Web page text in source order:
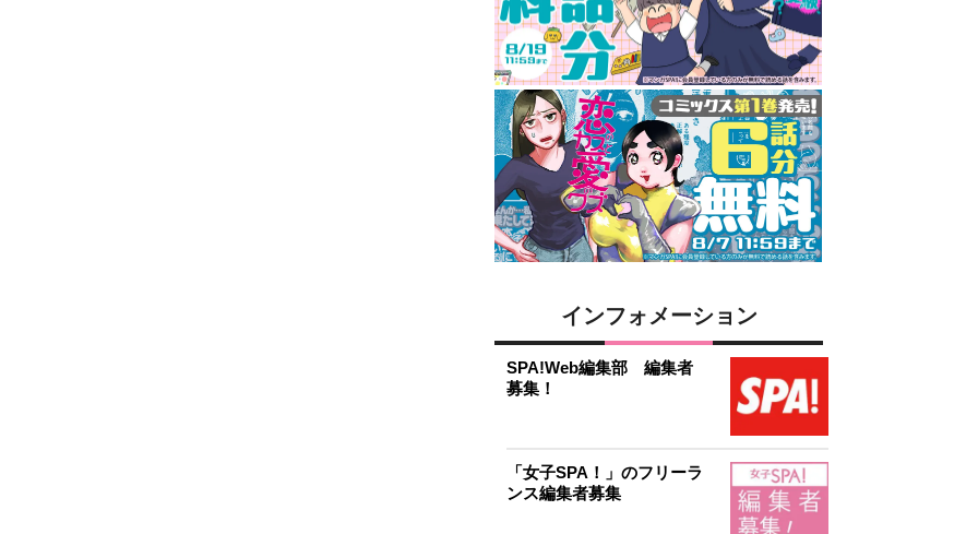
インフォメーション
SPA!Web編集部 編集者
募集！
「女子SPA！」のフリーラ
ンス編集者募集